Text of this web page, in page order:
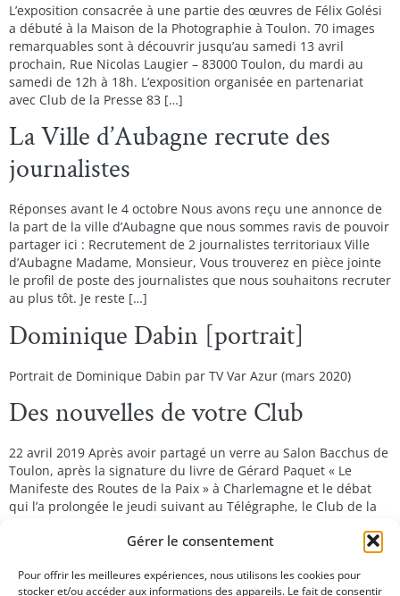
Gérer le consentement
Pour offrir les meilleures expériences, nous utilisons les cookies pour
stocker et/ou accéder aux informations des appareils. Le fait de consentir
L’exposition consacrée à une partie des œuvres de Félix Golési
a débuté à la Maison de la Photographie à Toulon. 70 images
remarquables sont à découvrir jusqu’au samedi 13 avril
prochain, Rue Nicolas Laugier – 83000 Toulon, du mardi au
samedi de 12h à 18h. L’exposition organisée en partenariat
avec Club de la Presse 83 […]
La Ville d’Aubagne recrute des
journalistes
Réponses avant le 4 octobre Nous avons reçu une annonce de
la part de la ville d’Aubagne que nous sommes ravis de pouvoir
partager ici : Recrutement de 2 journalistes territoriaux Ville
d’Aubagne Madame, Monsieur, Vous trouverez en pièce jointe
le profil de poste des journalistes que nous souhaitons recruter
au plus tôt. Je reste […]
Dominique Dabin [portrait]
Portrait de Dominique Dabin par TV Var Azur (mars 2020)
Des nouvelles de votre Club
22 avril 2019 Après avoir partagé un verre au Salon Bacchus de
Toulon, après la signature du livre de Gérard Paquet « Le
Manifeste des Routes de la Paix » à Charlemagne et le débat
qui l’a prolongée le jeudi suivant au Télégraphe, le Club de la
Prochain